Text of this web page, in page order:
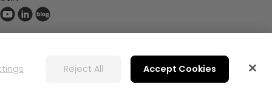
Reject All Accept Cookies